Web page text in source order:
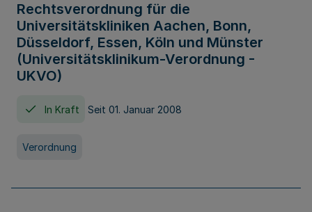
Rechtsverordnung für die
Universitätskliniken Aachen, Bonn,
Düsseldorf, Essen, Köln und Münster
(Universitätsklinikum-Verordnung -
UKVO)
In Kraft Seit 01. Januar 2008
Verordnung